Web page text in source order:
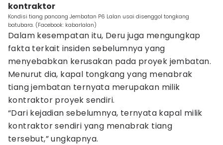
kontraktor
Kondisi tiang pancang Jembatan P6 Lalan usai disenggol tongkang
batubara. (Facebook: kabarlalan)
Dalam kesempatan itu, Deru juga mengungkap
fakta terkait insiden sebelumnya yang
menyebabkan kerusakan pada proyek jembatan.
Menurut dia, kapal tongkang yang menabrak
tiang jembatan ternyata merupakan milik
kontraktor proyek sendiri.
“Dari kejadian sebelumnya, ternyata kapal milik
kontraktor sendiri yang menabrak tiang
tersebut,” ungkapnya.